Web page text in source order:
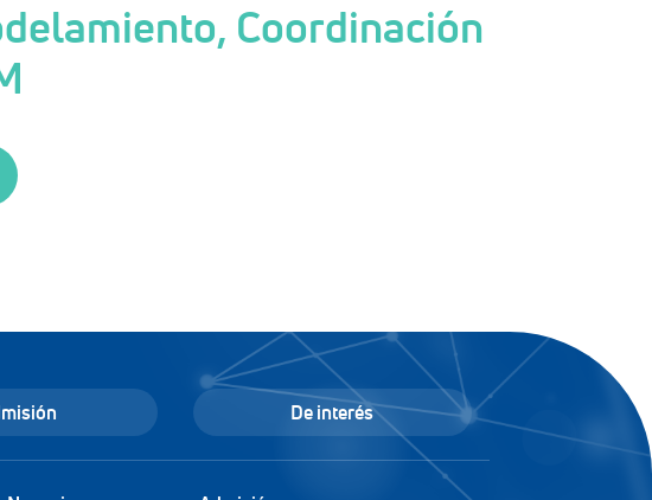
Coordinación
De interés